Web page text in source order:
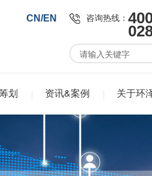
CN/EN 咨询热线：
划 资讯&案例 关于环